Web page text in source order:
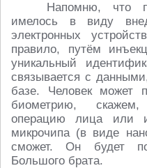
Напомню, что
имелось в виду
электронных
правило, путём
уникальный
связывается с
базе. Человек может
биометрию,
операцию лица или
микрочипа (в виде
сможет. Он будет
Большого брата.